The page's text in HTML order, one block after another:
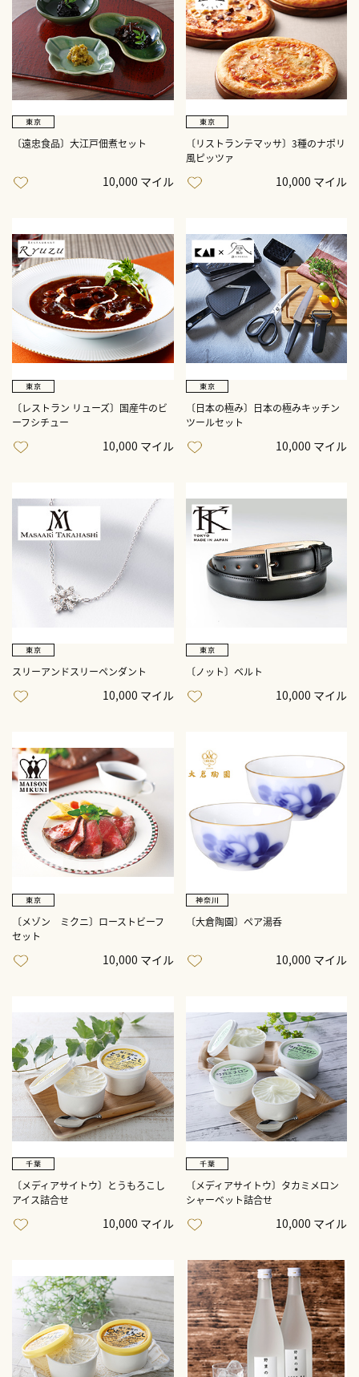
〔遠忠食品〕大江戸佃煮セット
10,000 マイル
〔リストランテマッサ〕3種のナポリ
風ピッツァ
10,000 マイル
〔レストラン リューズ〕国産牛のビ
ーフシチュー
10,000 マイル
〔日本の極み〕日本の極みキッチン
ツールセット
10,000 マイル
スリーアンドスリーペンダント
10,000 マイル
〔ノット〕ベルト
10,000 マイル
〔メゾン ミクニ〕ローストビーフ
セット
10,000 マイル
〔大倉陶園〕ペア湯呑
10,000 マイル
〔メディアサイトウ〕とうもろこし
アイス詰合せ
10,000 マイル
〔メディアサイトウ〕タカミメロン
シャーベット詰合せ
10,000 マイル